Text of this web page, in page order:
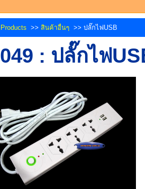
Products >> สินค้าอื่นๆ >> ปลั๊กไฟUSB
: ปลั๊กไฟ